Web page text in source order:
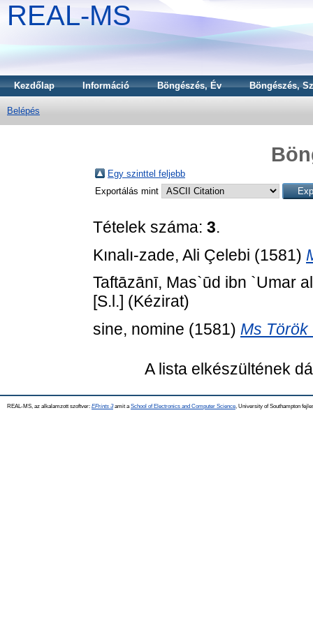
REAL-MS
Kezdőlap Információ Böngészés, Év Böngészés,
Belépés
Egy szinttel feljebb
Exportálás mint
Tételek száma: 3.
Kınalı-zade, Ali Çelebi (1581)
Taftāzānī, Mas`ūd ibn `Umar
[S.l.] (Kézirat)
sine, nomine (1581) Ms Török
A lista elkészültének
REAL-MS, az alkalamzott szoftver: EPrints 3amit a School of Electronics and Computer Science , University of Southampton